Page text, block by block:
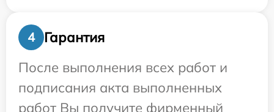
4
Гарантия
После выполнения всех работ и
подписания акта выполненных
работ Вы получите фирменный